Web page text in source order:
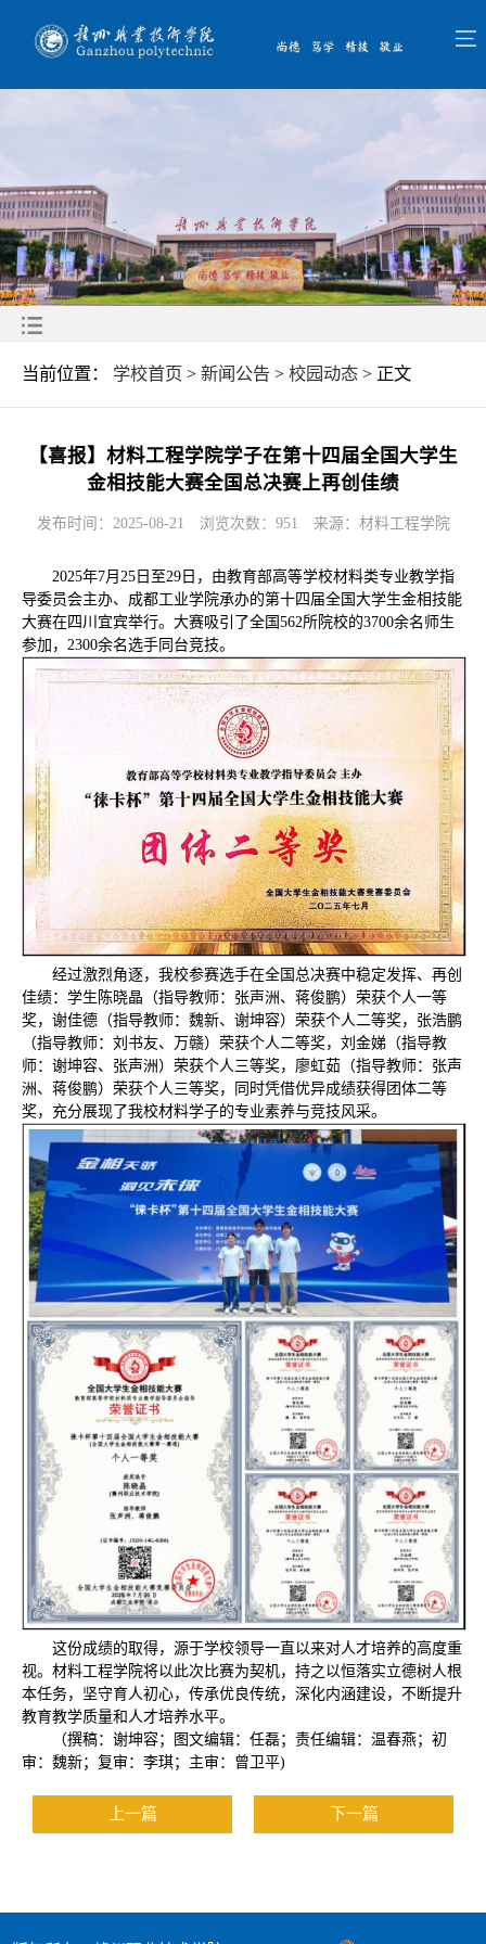
当前位置： 学校首页 > 新闻公告 > 校园动态 > 正文
【喜报】材料工程学院学子在第十四届全国大学生
金相技能大赛全国总决赛上再创佳绩
发布时间：2025-08-21 浏览次数： 951 来源：材料工程学院
2025年7月25日至29日，由教育部高等学校材料类专业教学指
导委员会主办、成都工业学院承办的第十四届全国大学生金相技能
大赛在四川宜宾举行。大赛吸引了全国562所院校的3700余名师生
参加，2300余名选手同台竞技。
经过激烈角逐，我校参赛选手在全国总决赛中稳定发挥、再创
佳绩：学生陈晓晶（指导教师：张声洲、蒋俊鹏）荣获个人一等
奖，谢佳德（指导教师：魏新、谢坤容）荣获个人二等奖，张浩鹏
（指导教师：刘书友、万赣）荣获个人二等奖，刘金娣（指导教
师：谢坤容、张声洲）荣获个人三等奖，廖虹茹（指导教师：张声
洲、蒋俊鹏）荣获个人三等奖，同时凭借优异成绩获得团体二等
奖，充分展现了我校材料学子的专业素养与竞技风采。
这份成绩的取得，源于学校领导一直以来对人才培养的高度重
视。材料工程学院将以此次比赛为契机，持之以恒落实立德树人根
本任务，坚守育人初心，传承优良传统，深化内涵建设，不断提升
教育教学质量和人才培养水平。
（撰稿：谢坤容；图文编辑：任磊；责任编辑：温春燕；初
审：魏新；复审：李琪；主审：曾卫平)
上一篇 下一篇